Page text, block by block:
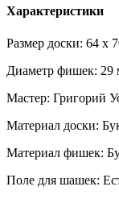
Характеристики
Размер доски: 64 x
Диаметр фишек: 29
Мастер: Григорий
Материал доски:
Материал фишек:
Поле для шашек: